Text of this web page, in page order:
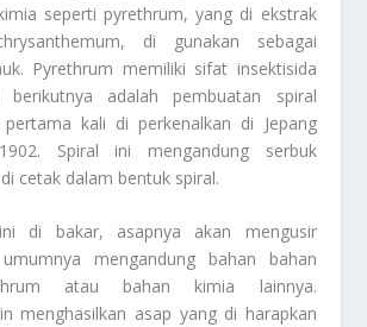
seperti pyrethrum, yang di ekstrak
di gunakan sebagai
Pyrethrum memiliki sifat insektisida
berikutnya adalah pembuatan spiral
kali di perkenalkan di Jepang
Spiral ini mengandung serbuk
cetak dalam bentuk spiral.
di bakar, asapnya akan mengusir
mengandung bahan bahan
atau bahan kimia lainnya.
menghasilkan asap yang di harapkan